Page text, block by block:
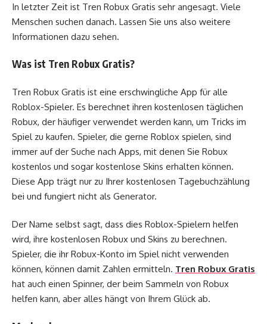
In letzter Zeit ist Tren Robux Gratis sehr angesagt. Viele
Menschen suchen danach. Lassen Sie uns also weitere
Informationen dazu sehen.
Was ist Tren Robux Gratis?
Tren Robux Gratis ist eine erschwingliche App für alle
Roblox-Spieler. Es berechnet ihren kostenlosen täglichen
Robux, der häufiger verwendet werden kann, um Tricks im
Spiel zu kaufen. Spieler, die gerne Roblox spielen, sind
immer auf der Suche nach Apps, mit denen Sie Robux
kostenlos und sogar kostenlose Skins erhalten können.
Diese App trägt nur zu Ihrer kostenlosen Tagebuchzählung
bei und fungiert nicht als Generator.
Der Name selbst sagt, dass dies Roblox-Spielern helfen
wird, ihre kostenlosen Robux und Skins zu berechnen.
Spieler, die ihr Robux-Konto im Spiel nicht verwenden
können, können damit Zahlen ermitteln. Tren Robux Gratis
hat auch einen Spinner, der beim Sammeln von Robux
helfen kann, aber alles hängt von Ihrem Glück ab.